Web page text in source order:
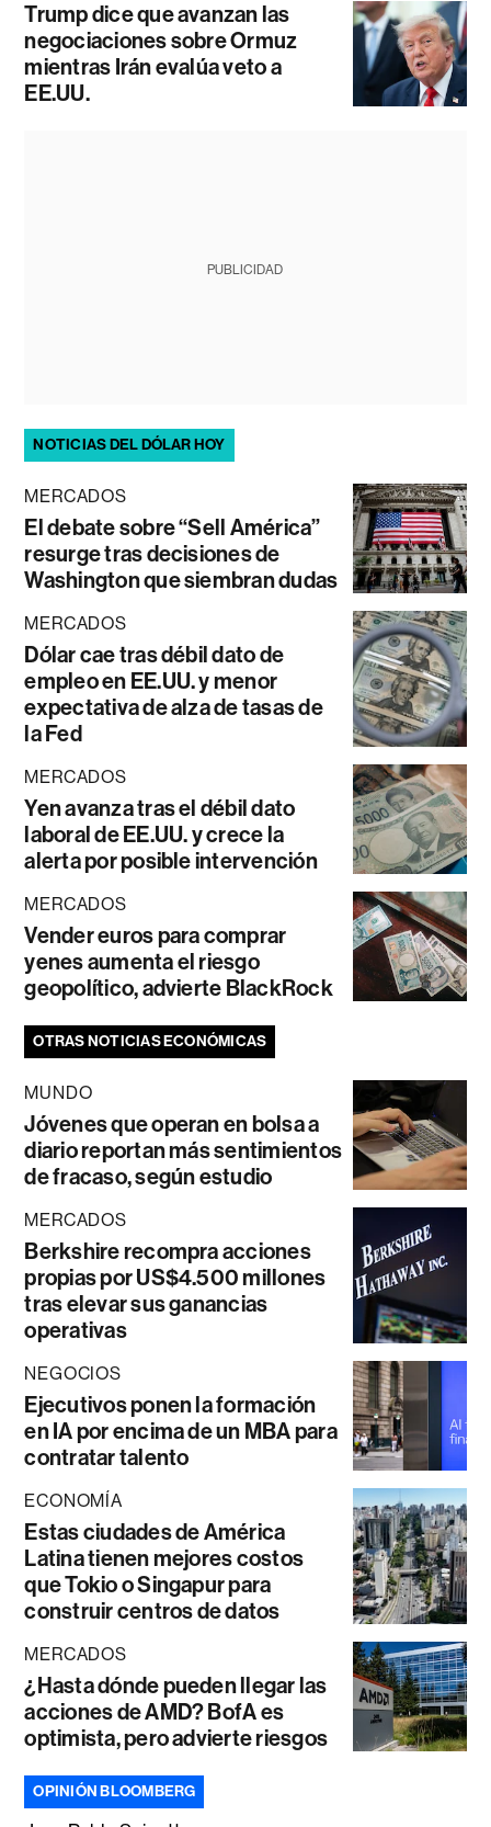
Trump dice que avanzan las
negociaciones sobre Ormuz
mientras Irán evalúa veto a
EE.UU.
PUBLICIDAD
NOTICIAS DEL DÓLAR HOY
MERCADOS
El debate sobre “Sell América”
resurge tras decisiones de
Washington que siembran dudas
MERCADOS
Dólar cae tras débil dato de
empleo en EE.UU. y menor
expectativa de alza de tasas de
la Fed
MERCADOS
Yen avanza tras el débil dato
laboral de EE.UU. y crece la
alerta por posible intervención
MERCADOS
Vender euros para comprar
yenes aumenta el riesgo
geopolítico, advierte BlackRock
OTRAS NOTICIAS ECONÓMICAS
MUNDO
Jóvenes que operan en bolsa a
diario reportan más sentimientos
de fracaso, según estudio
MERCADOS
Berkshire recompra acciones
propias por US$4.500 millones
tras elevar sus ganancias
operativas
NEGOCIOS
Ejecutivos ponen la formación
en IA por encima de un MBA para
contratar talento
ECONOMÍA
Estas ciudades de América
Latina tienen mejores costos
que Tokio o Singapur para
construir centros de datos
MERCADOS
¿Hasta dónde pueden llegar las
acciones de AMD? BofA es
optimista, pero advierte riesgos
OPINIÓN BLOOMBERG